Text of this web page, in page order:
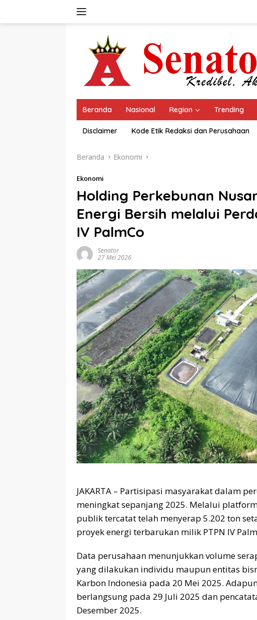
Beranda Nasional Region Trending
Disclaimer Kode Etik Redaksi dan Perusahaan
Beranda Ekonomi
Ekonomi
Holding Perkebunan
Energi Bersih melalui
IV PalmCo
Senator
27 Mei 2026
JAKARTA – Partisipasi masyarakat dalam
meningkat sepanjang 2025. Melalui
publik tercatat telah menyerap 5.202 ton
proyek energi terbarukan milik PTPN IV
Data perusahaan menunjukkan volume
yang dilakukan individu maupun entitas
Karbon Indonesia pada 20 Mei 2025.
berlangsung pada 29 Juli 2025 dan
Desember 2025.